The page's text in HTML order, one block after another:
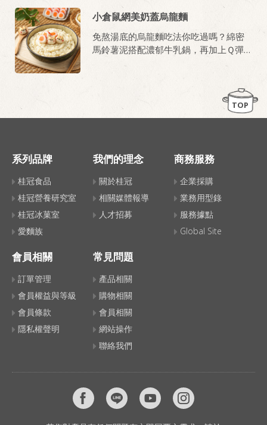
小倉鼠網美奶蓋烏龍麵
免熬湯底的烏龍麵吃法你吃過嗎？綿密
馬鈴薯泥搭配濃郁牛乳鍋，再加上Ｑ彈
TOP
系列品牌
桂冠食品
桂冠營養研究室
桂冠冰菓室
愛麵族
我們的理念
關於桂冠
相關媒體報導
人才招募
商務服務
企業採購
業務用型錄
服務據點
Global Site
會員相關
訂單管理
會員權益與等級
會員條款
隱私權聲明
常見問題
產品相關
購物相關
會員相關
網站操作
聯絡我們